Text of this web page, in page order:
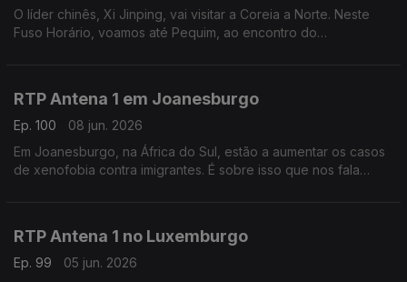
O líder chinês, Xi Jinping, vai visitar a Coreia a Norte. Neste
Fuso Horário, voamos até Pequim, ao encontro do
RTP Antena 1 em Joanesburgo
Ep. 100
08 jun. 2026
Em Joanesburgo, na África do Sul, estão a aumentar os casos
de xenofobia contra imigrantes. É sobre isso que nos fala
RTP Antena 1 no Luxemburgo
Ep. 99
05 jun. 2026